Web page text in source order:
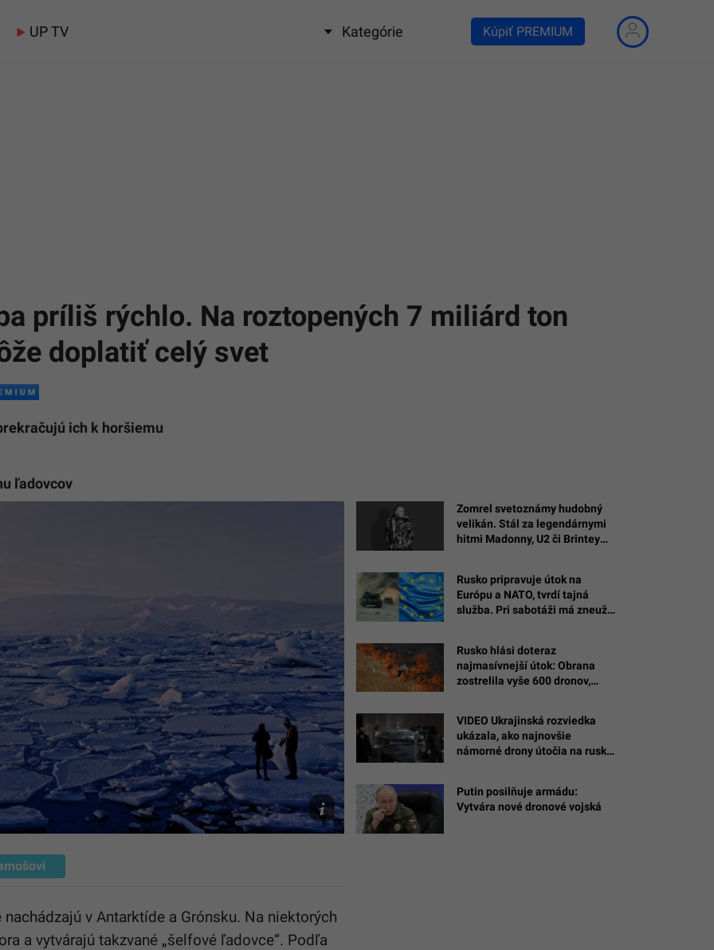
UP TV Kategórie Kúpiť PREMIUM
príliš rýchlo. Na roztopených 7 miliárd ton
doplatiť celý svet
ich k horšiemu
ľadovcov
Ilustračný
obrázok
Unsplash/Roxanne
Desgagnés
v Antarktíde a Grónsku. Na niektorých
a vytvárajú takzvané „šelfové ľadovce“. Podľa
Zomrel svetoznámy hudobný
velikán. Stál za legendárnymi
hitmi Madonny, U2 či Brintey
Rusko pripravuje útok na
Európu a NATO, tvrdí tajná
služba. Pri sabotáži má zneužiť
Rusko hlási doteraz
najmasívnejší útok: Obrana
zostrelila vyše 600 dronov,
VIDEO Ukrajinská rozviedka
ukázala, ako najnovšie
námorné drony útočia na ruské
Putin posilňuje armádu:
Vytvára nové dronové vojská